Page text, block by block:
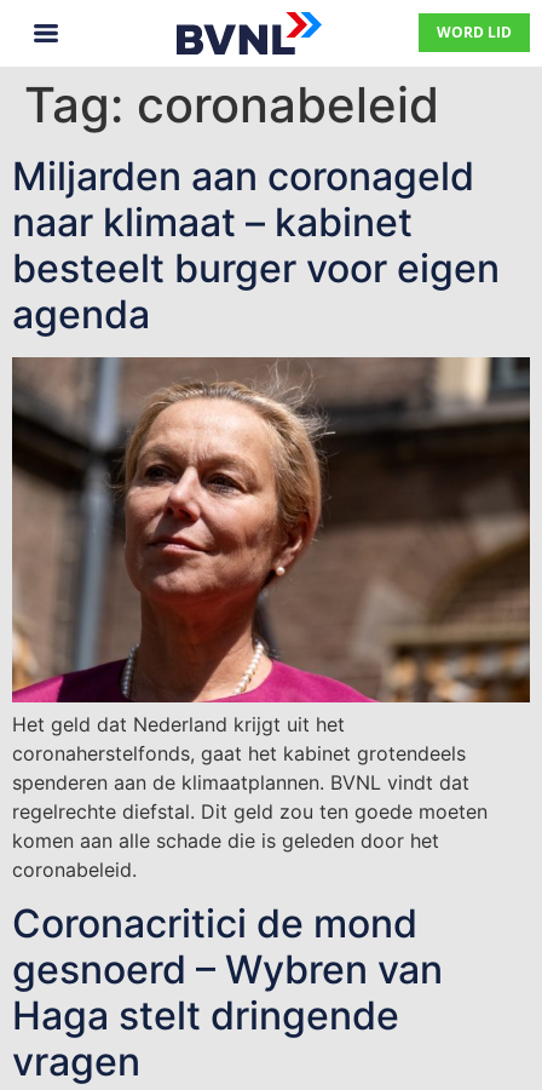
WORD LID
Tag: coronabeleid
Miljarden aan coronageld
naar klimaat – kabinet
besteelt burger voor eigen
agenda
Het geld dat Nederland krijgt uit het
coronaherstelfonds, gaat het kabinet grotendeels
spenderen aan de klimaatplannen. BVNL vindt dat
regelrechte diefstal. Dit geld zou ten goede moeten
komen aan alle schade die is geleden door het
coronabeleid.
Coronacritici de mond
gesnoerd – Wybren van
Haga stelt dringende
vragen